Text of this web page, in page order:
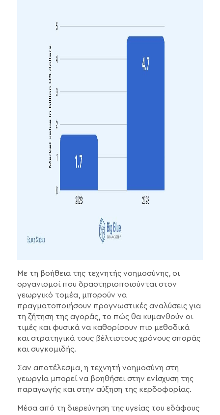
Με τη βοήθεια της τεχνητής νοημοσύνης, οι
οργανισμοί που δραστηριοποιούνται στον
γεωργικό τομέα, μπορούν να
πραγματοποιήσουν προγνωστικές αναλύσεις για
τη ζήτηση της αγοράς, το πώς θα κυμανθούν οι
τιμές και φυσικά να καθορίσουν πιο μεθοδικά
και στρατηγικά τους βέλτιστους χρόνους σποράς
και συγκομιδής.
Σαν αποτέλεσμα, η τεχνητή νοημοσύνη στη
γεωργία μπορεί να βοηθήσει στην ενίσχυση της
παραγωγής και στην αύξηση της κερδοφορίας.
Μέσα από τη διερεύνηση της υγείας του εδάφους